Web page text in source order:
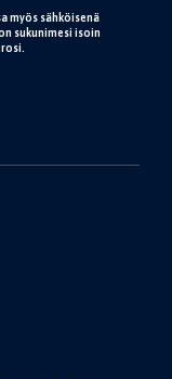
myös sähköisenä
sukunimesi isoin